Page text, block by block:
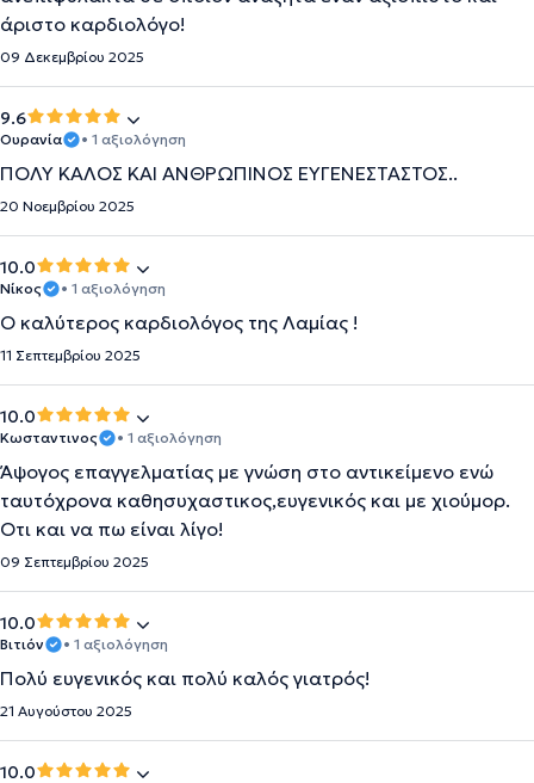
άριστο καρδιολόγο!
09 Δεκεμβρίου 2025
9.6
Ουρανία • 1 αξιολόγηση
ΠΟΛΥ ΚΑΛΟΣ ΚΑΙ ΑΝΘΡΩΠΙΝΟΣ ΕΥΓΕΝΕΣΤΑΣΤΟΣ..
20 Νοεμβρίου 2025
10.0
Νίκος • 1 αξιολόγηση
Ο καλύτερος καρδιολόγος της Λαμίας !
11 Σεπτεμβρίου 2025
10.0
Κωσταντινος • 1 αξιολόγηση
Άψογος επαγγελματίας με γνώση στο αντικείμενο ενώ
ταυτόχρονα καθησυχαστικος,ευγενικός και με χιούμορ.
Οτι και να πω είναι λίγο!
09 Σεπτεμβρίου 2025
10.0
Βιτιόν • 1 αξιολόγηση
Πολύ ευγενικός και πολύ καλός γιατρός!
21 Αυγούστου 2025
10.0